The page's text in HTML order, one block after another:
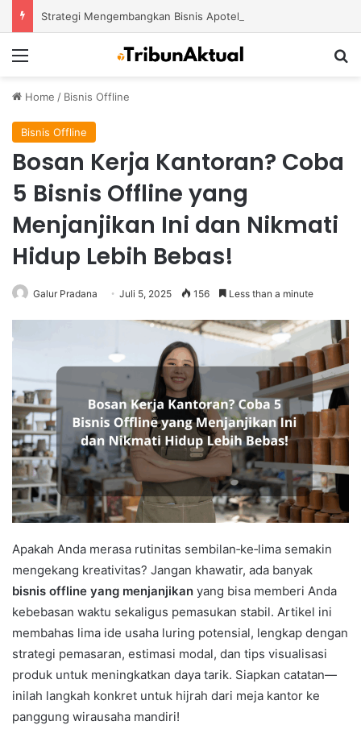
Home / Bisnis Offline
Bisnis Offline
Bosan Kerja Kantoran? Coba
5 Bisnis Offline yang
Menjanjikan Ini dan Nikmati
Hidup Lebih Bebas!
Galur Pradana Juli 5, 2025 156 Less than a minute
Apakah Anda merasa rutinitas sembilan‑ke‑lima semakin
mengekang kreativitas? Jangan khawatir, ada banyak
bisnis offline yang menjanjikan yang bisa memberi Anda
kebebasan waktu sekaligus pemasukan stabil. Artikel ini
membahas lima ide usaha luring potensial, lengkap dengan
strategi pemasaran, estimasi modal, dan tips visualisasi
produk untuk meningkatkan daya tarik. Siapkan catatan—
inilah langkah konkret untuk hijrah dari meja kantor ke
panggung wirausaha mandiri!